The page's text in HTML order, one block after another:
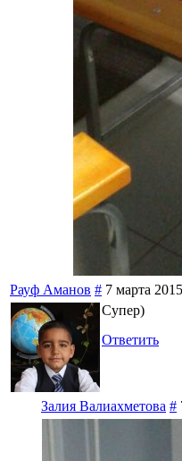
Рауф Аманов # 7 марта
Супер)
Ответить
Залия Валиахметова #